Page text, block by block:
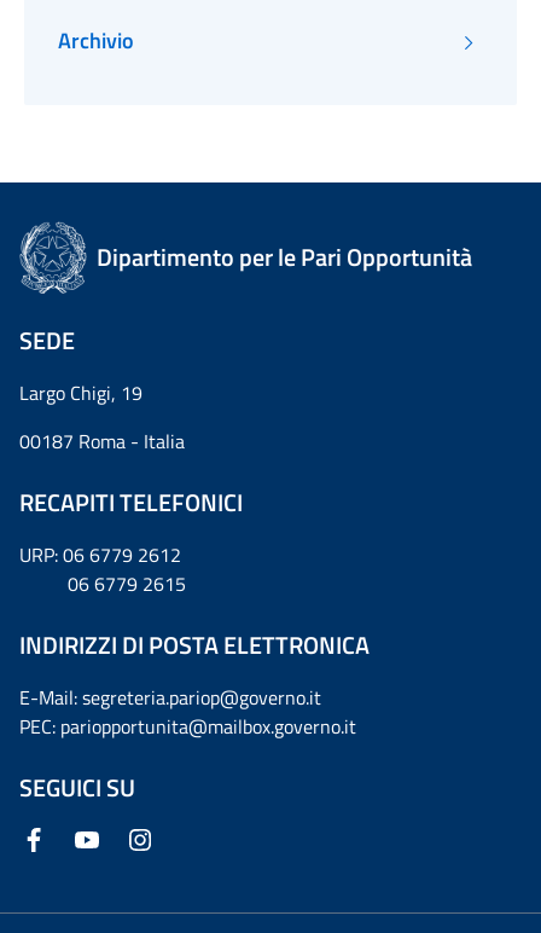
Archivio
Dipartimento per le Pari Opportunità
SEDE
Largo Chigi, 19
00187 Roma - Italia
RECAPITI TELEFONICI
URP: 06 6779 2612
06 6779 2615
INDIRIZZI DI POSTA ELETTRONICA
E-Mail: segreteria.pariop@governo.it
PEC: pariopportunita@mailbox.governo.it
SEGUICI SU